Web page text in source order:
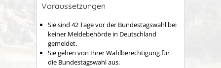
Voraussetzungen
Sie sind 42 Tage vor der Bundestagswahl bei
keiner Meldebehörde in Deutschland
gemeldet.
Sie gehen von Ihrer Wahlberechtigung für
die Bundestagswahl aus.